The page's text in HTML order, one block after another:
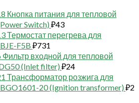
Кнопка питания для тепловой
Switch) ₽43
Термостат перегрева для
F5B ₽731
Фильтр входной для тепловой
(Inlet filter) ₽24
Трансформатор розжига для
20 (Ignition transformer) ₽2